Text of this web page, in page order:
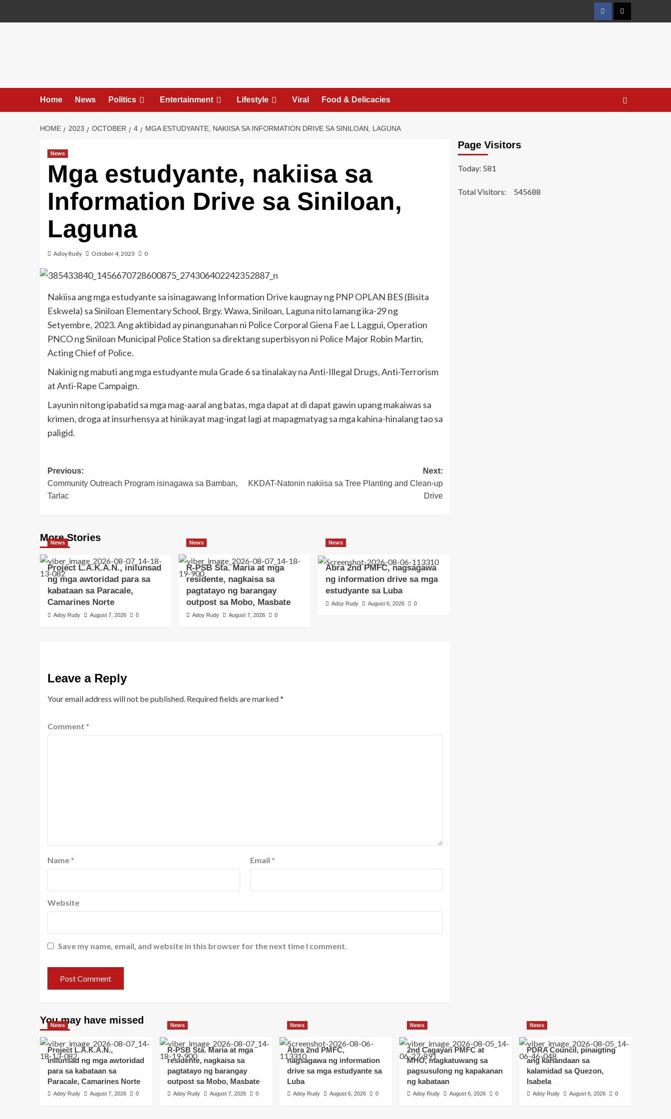
FacebookTwitter
Home News Politics Entertainment Lifestyle Viral Food & Delicacies
HOME 2023 OCTOBER 4 MGA ESTUDYANTE, NAKIISA SA INFORMATION DRIVE SA SINILOAN, LAGUNA
News
Mga estudyante, nakiisa sa
Information Drive sa Siniloan,
Laguna
Adoy Rudy October 4, 2023 0
Nakiisa ang mga estudyante sa isinagawang Information Drive kaugnay ng PNP OPLAN BES (Bisita
Eskwela) sa Siniloan Elementary School, Brgy. Wawa, Siniloan, Laguna nito lamang ika-29 ng
Setyembre, 2023. Ang aktibidad ay pinangunahan ni Police Corporal Giena Fae L Laggui, Operation
PNCO ng Siniloan Municipal Police Station sa direktang superbisyon ni Police Major Robin Martin,
Acting Chief of Police.
Nakinig ng mabuti ang mga estudyante mula Grade 6 sa tinalakay na Anti-Illegal Drugs, Anti-Terrorism
at Anti-Rape Campaign.
Layunin nitong ipabatid sa mga mag-aaral ang batas, mga dapat at di dapat gawin upang makaiwas sa
krimen, droga at insurhensya at hinikayat mag-ingat lagi at mapagmatyag sa mga kahina-hinalang tao sa
paligid.
Post
navigation
Previous:
Community Outreach Program isinagawa sa Bamban,
Tarlac
Next:
KKDAT-Natonin nakiisa sa Tree Planting and Clean-up
Drive
More Stories
News
Project L.A.K.A.N., inilunsad
ng mga awtoridad para sa
kabataan sa Paracale,
Camarines Norte
Adoy Rudy August 7, 2026 0
News
R-PSB Sta. Maria at mga
residente, nagkaisa sa
pagtatayo ng barangay
outpost sa Mobo, Masbate
Adoy Rudy August 7, 2026 0
News
Abra 2nd PMFC, nagsagawa
ng information drive sa mga
estudyante sa Luba
Adoy Rudy August 6, 2026 0
Leave a Reply
Your email address will not be published. Required fields are marked*
Comment *
Name * Email *
Website
Save my name, email, and website in this browser for the next time I comment.
Page Visitors
Today: 581
Total Visitors: 545688
You may have missed
News
Project L.A.K.A.N.,
inilunsad ng mga awtoridad
para sa kabataan sa
Paracale, Camarines Norte
Adoy Rudy August 7, 2026 0
News
R-PSB Sta. Maria at mga
residente, nagkaisa sa
pagtatayo ng barangay
outpost sa Mobo, Masbate
Adoy Rudy August 7, 2026 0
News
Abra 2nd PMFC,
nagsagawa ng information
drive sa mga estudyante sa
Luba
Adoy Rudy August 6, 2026 0
News
2nd Cagayan PMFC at
MHO, magkatuwang sa
pagsusulong ng kapakanan
ng kabataan
Adoy Rudy August 6, 2026 0
News
PDRA Council, pinaigting
ang kahandaan sa
kalamidad sa Quezon,
Isabela
Adoy Rudy August 6, 2026 0